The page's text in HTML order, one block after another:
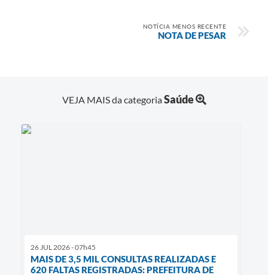
NOTÍCIA MENOS RECENTE
NOTA DE PESAR
VEJA MAIS da categoriaSaúde
26 JUL 2026 - 07h45
MAIS DE 3,5 MIL CONSULTAS REALIZADAS E
620 FALTAS REGISTRADAS: PREFEITURA DE